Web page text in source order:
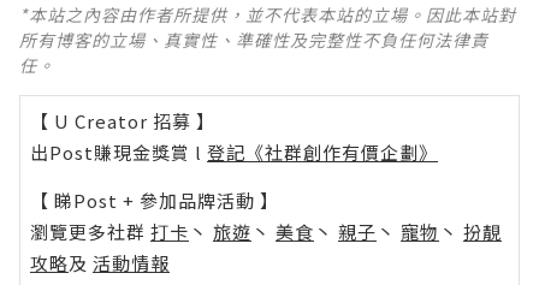
*本站之內容由作者所提供，並不代表本站的立場。因此本站對
所有博客的立場、真實性、準確性及完整性不負任何法律責
任。
【 U Creator 招募 】
出Post賺現金獎賞 l 登記《社群創作有價企劃》
【 睇Post + 參加品牌活動 】
瀏覽更多社群 打卡 丶 旅遊 丶 美食 丶 親子 丶 寵物 丶 扮靚
攻略及 活動情報